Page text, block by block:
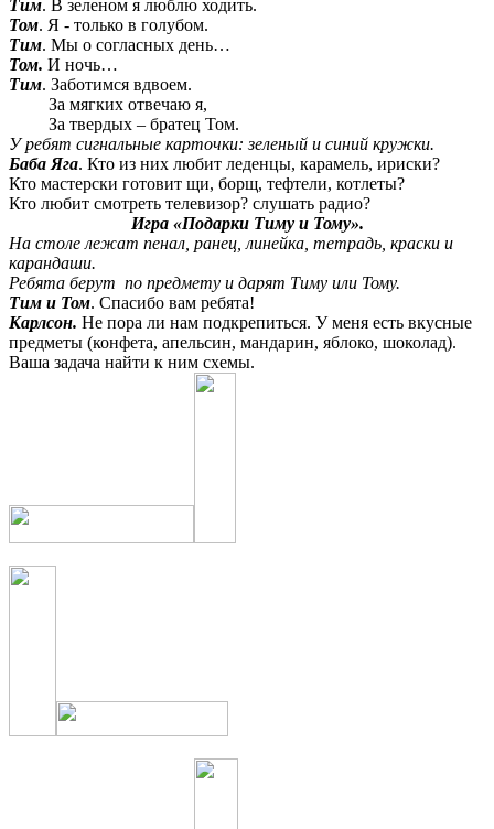
Тим. В зеленом я люблю ходить.
Том. Я - только в голубом.
Тим. Мы о согласных день…
Том. И ночь…
Тим. Заботимся вдвоем.
За мягких отвечаю я,
За твердых – братец Том.
У ребят сигнальные карточки: зеленый и синий кружки.
Баба Яга. Кто из них любит леденцы, карамель, ириски?
Кто мастерски готовит щи, борщ, тефтели, котлеты?
Кто любит смотреть телевизор? слушать радио?
Игра «Подарки Тиму и Тому».
На столе лежат пенал, ранец, линейка, тетрадь, краски и
карандаши.
Ребята берут по предмету и дарят Тиму или Тому.
Тим и Том. Спасибо вам ребята!
Карлсон. Не пора ли нам подкрепиться. У меня есть вкусные
предметы (конфета, апельсин, мандарин, яблоко, шоколад).
Ваша задача найти к ним схемы.